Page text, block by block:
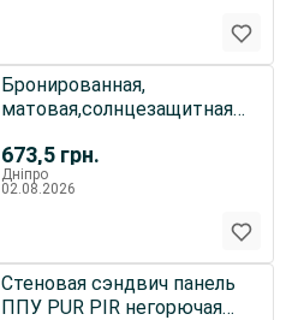
673,5 грн.
Бронированная,
матовая,солнцезащитная
Дніпро
02.08.2026
Стеновая сэндвич панель
ППУ PUR PIR негорючая